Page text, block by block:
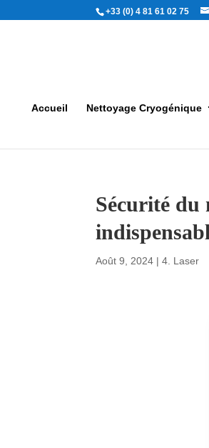
+33 (0) 4 81 61 02 75
Accueil Nettoyage Cryogénique
Sécurité du
Août 9, 2024 |4. Laser